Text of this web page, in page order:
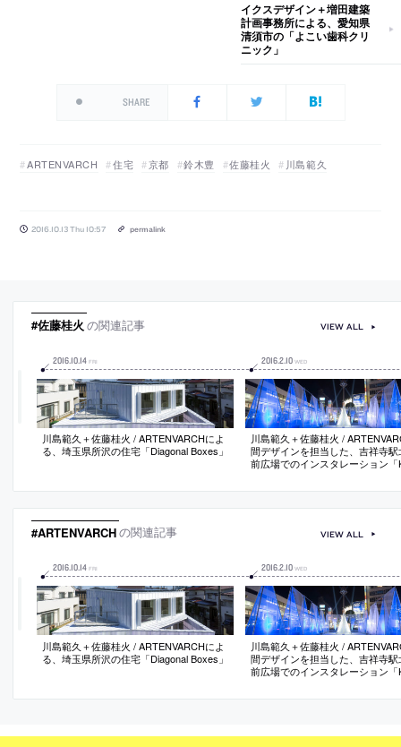
イクスデザイン＋増田建築
計画事務所による、愛知県
清須市の「よこい歯科クリ
ニック」
SHARE
ARTENVARCH 住宅 京都 鈴木豊 佐藤桂火 川島範久
2016.10.13 Thu 10:57 permalink
#佐藤桂火 の関連記事
2016.10.14 FRI
川島範久＋佐藤桂火 / ARTENVARCHによ
る、埼玉県所沢の住宅「Diagonal Boxes」
2016.2.10 WED
川島範久＋佐藤桂火 /
間デザインを担当した、吉祥寺駅
前広場でのインスタレーション「
VIEW ALL
#ARTENVARCHの関連記事
2016.10.14 FRI
川島範久＋佐藤桂火 / ARTENVARCHによ
る、埼玉県所沢の住宅「Diagonal Boxes」
2016.2.10 WED
川島範久＋佐藤桂火 /
間デザインを担当した、吉祥寺駅
前広場でのインスタレーション「
VIEW ALL